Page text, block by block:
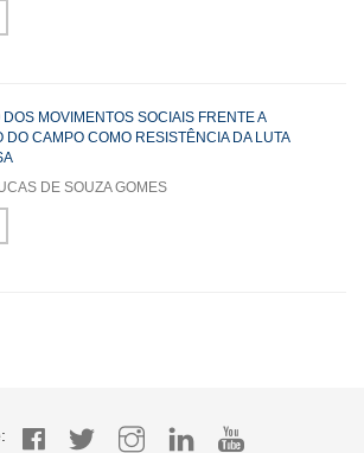
DOS MOVIMENTOS SOCIAIS FRENTE A
DO CAMPO COMO RESISTÊNCIA DA LUTA
DE SOUZA GOMES